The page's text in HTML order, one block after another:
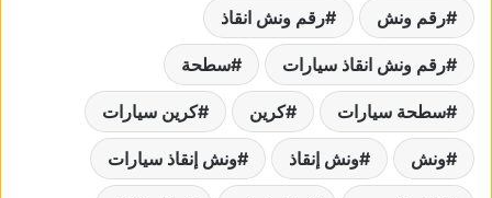
رقم ونش رقم ونش انقاذ
رقم ونش انقاذ سيارات سطحة
سطحة سيارات كرين كرين سيارات
ونش ونش إنقاذ ونش إنقاذ سيارات